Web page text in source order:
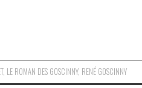
, LE ROMAN DES GOSCINNY, RENÉ GOSCINNY